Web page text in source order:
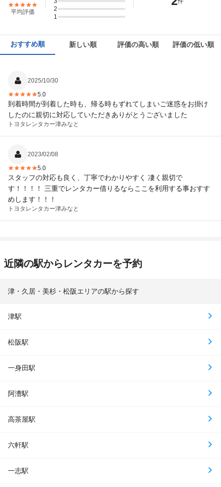
平均評価
2
1
おすすめ順 新しい順 評価の高い順 評価の低い順
2025/10/30
5.0
到着時間が到着した時も、帰る時もずれてしまいご迷惑をお掛け
したのに親切に対応していただきありがとうございました
トヨタレンタカー津みなと
2023/02/08
5.0
スタッフの対応も良く、丁寧でわかりやすく 凄く親切で
す！！！！ 三重でレンタカー借りるならここを利用する事おすす
めします！！！
トヨタレンタカー津みなと
近隣の駅からレンタカーを予約
津・久居・美杉・松阪エリアの駅から探す
津駅
松阪駅
一身田駅
阿漕駅
高茶屋駅
六軒駅
一志駅